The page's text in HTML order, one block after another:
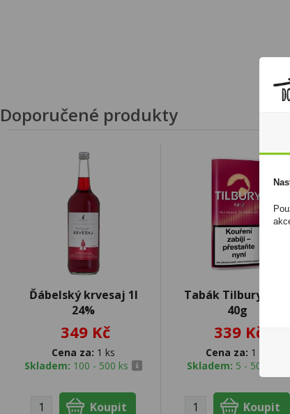
Doporučené produkty
Ďábelský krvesaj 1l
24%
349 Kč
Cena za: 1 ks
Skladem: 100 - 500 ks
Tabák Tilbury No.2
40g
339 Kč
Cena za: 1 ks
Skladem: 5 - 50 ks